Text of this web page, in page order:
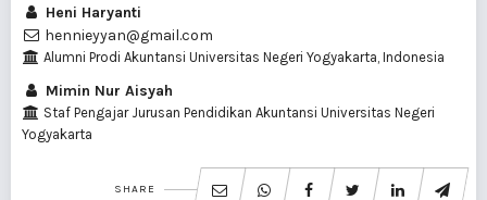
Heni Haryanti
hennieyyan@gmail.com
Alumni Prodi Akuntansi Universitas Negeri Yogyakarta, Indonesia
Mimin Nur Aisyah
Staf Pengajar Jurusan Pendidikan Akuntansi Universitas Negeri
Yogyakarta
SHARE